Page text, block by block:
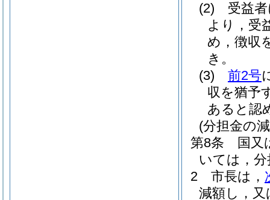
(2)
受益
より，受
め，徴収
き。
(3)
前2号
収を猶予
あると認
(分担金の
第8条
国又
いては，
2
市長は，
減額し，